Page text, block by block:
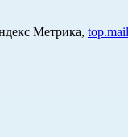
Метрика,